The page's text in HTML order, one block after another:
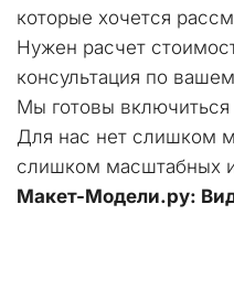
которые хочется
Нужен расчет
консультация по
Мы готовы
Для нас нет слишком
слишком масштабных
Макет-Модели.ру: